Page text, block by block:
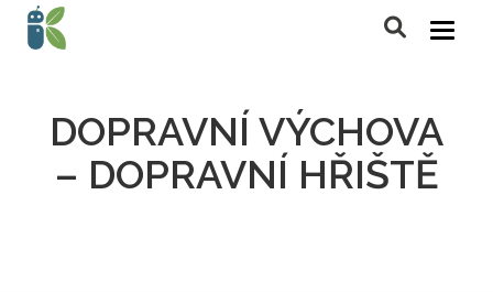
DOPRAVNÍ VÝCHOVA
– DOPRAVNÍ HŘIŠTĚ